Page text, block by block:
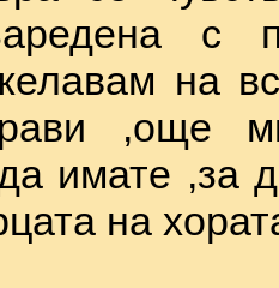
с
на
,още
имате ,за
на